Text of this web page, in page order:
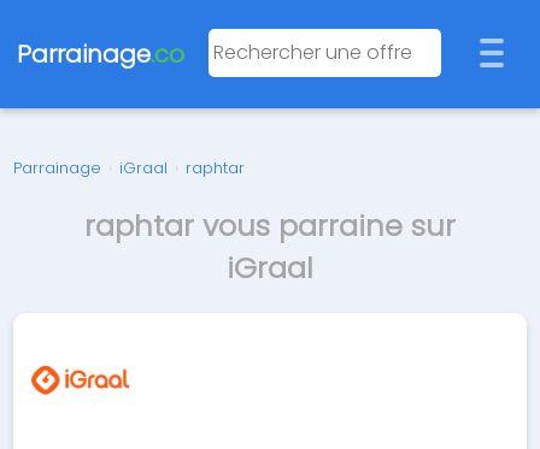
Parrainage.co
Parrainage › iGraal › raphtar
raphtar vous parraine sur
iGraal